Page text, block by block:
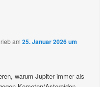
am25. Januar 2026 um
warum Jupiter immer als